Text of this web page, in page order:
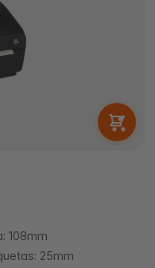
108mm
25mm